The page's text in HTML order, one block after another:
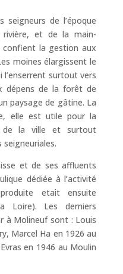
de l’époque
et de la main-
la gestion aux
moines élargissent le
surtout vers
dépens de la forêt de
paysage de gâtine. La
elle est utile pour la
de la ville et surtout
seigneuriales.
et de ses affluents
dédiée à l’activité
etait ensuite
Loire). Les derniers
à Molineuf sont : Louis
Marcel Ha en 1926 au
en 1946 au Moulin